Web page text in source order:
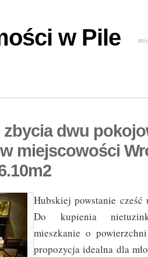
w Pile
zbycia dwu
miejscowości
Hubskiej powstanie cześć
Do kupienia
mieszkanie o
propozycja idealna dla